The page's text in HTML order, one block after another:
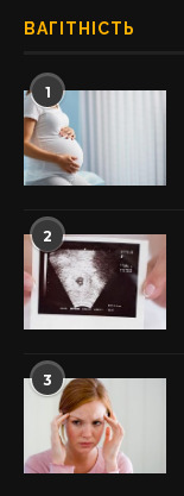
ВАГІТНІСТЬ
1
2
3